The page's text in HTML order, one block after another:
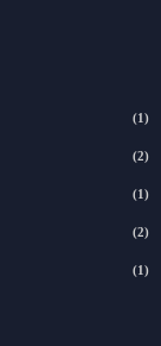
(1)
(2)
(1)
(2)
(1)